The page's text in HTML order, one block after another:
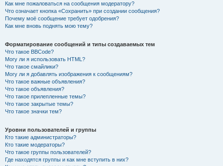
Как мне пожаловаться на сообщения модератору?
Что означает кнопка «Сохранить» при создании сообщения?
Почему моё сообщение требует одобрения?
Как мне вновь поднять мою тему?
Форматирование сообщений и типы создаваемых тем
Что такое BBCode?
Могу ли я использовать HTML?
Что такое смайлики?
Могу ли я добавлять изображения к сообщениям?
Что такое важные объявления?
Что такое объявления?
Что такое прилепленные темы?
Что такое закрытые темы?
Что такое значки тем?
Уровни пользователей и группы
Кто такие администраторы?
Кто такие модераторы?
Что такое группы пользователей?
Где находятся группы и как мне вступить в них?